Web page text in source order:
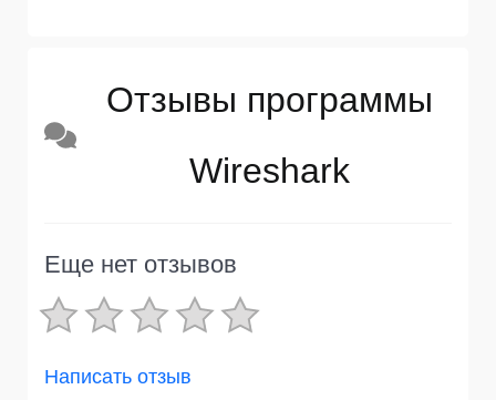
Отзывы программы
Wireshark
Еще нет отзывов
Написать отзыв